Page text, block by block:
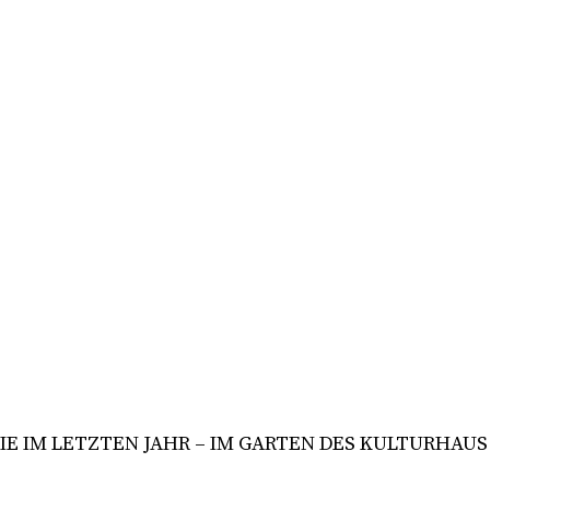
IM LETZTEN JAHR – IM GARTEN DES KULTURHAUS M